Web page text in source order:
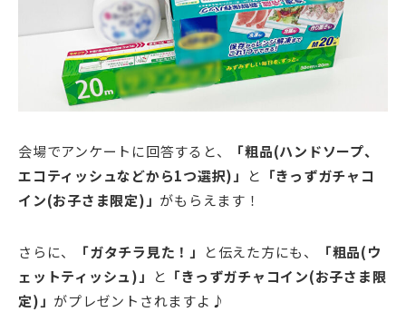
会場でアンケートに回答すると、
「粗品(ハンドソープ、
エコティッシュなどから1つ選択)」 と 「きっずガチャコ
イン(お子さま限定)」 がもらえます！
さらに、 「ガタチラ見た！」 と伝えた方にも、
「粗品(ウ
ェットティッシュ)」
と 「きっずガチャコイン(お子さま限
定)」 がプレゼントされますよ♪